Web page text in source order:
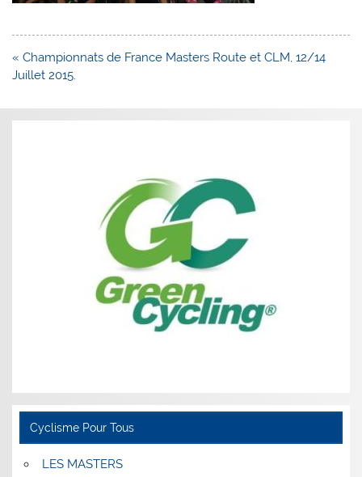
Navigation
de
« Championnats de France Masters Route et CLM, 12/14
Juillet 2015.
Cyclisme Pour Tous
LES MASTERS